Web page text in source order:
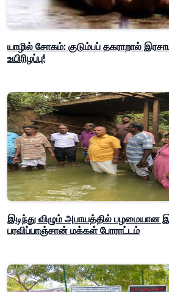
யாழில் சோகம்: குடும்பப் தகராறால்
உயிரிழப்பு!
இடிந்து விழும் அபாயத்தில் பழமையான
பரவிப்பாஞ்சான் மக்கள் போராட்டம்